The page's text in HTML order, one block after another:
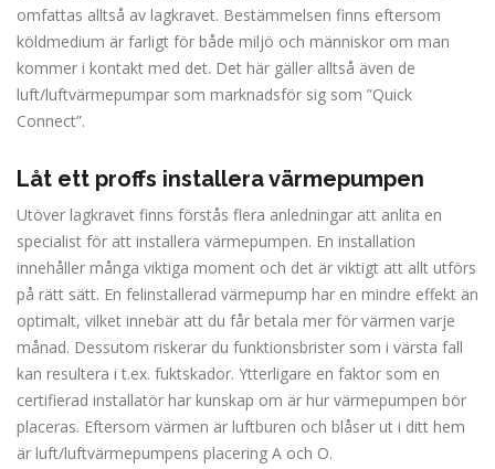
omfattas alltså av lagkravet. Bestämmelsen finns eftersom
köldmedium är farligt för både miljö och människor om man
kommer i kontakt med det. Det här gäller alltså även de
luft/luftvärmepumpar som marknadsför sig som ”Quick
Connect”.
Låt ett proffs installera värmepumpen
Utöver lagkravet finns förstås flera anledningar att anlita en
specialist för att installera värmepumpen. En installation
innehåller många viktiga moment och det är viktigt att allt utförs
på rätt sätt. En felinstallerad värmepump har en mindre effekt än
optimalt, vilket innebär att du får betala mer för värmen varje
månad. Dessutom riskerar du funktionsbrister som i värsta fall
kan resultera i t.ex. fuktskador. Ytterligare en faktor som en
certifierad installatör har kunskap om är hur värmepumpen bör
placeras. Eftersom värmen är luftburen och blåser ut i ditt hem
är luft/luftvärmepumpens placering A och O.